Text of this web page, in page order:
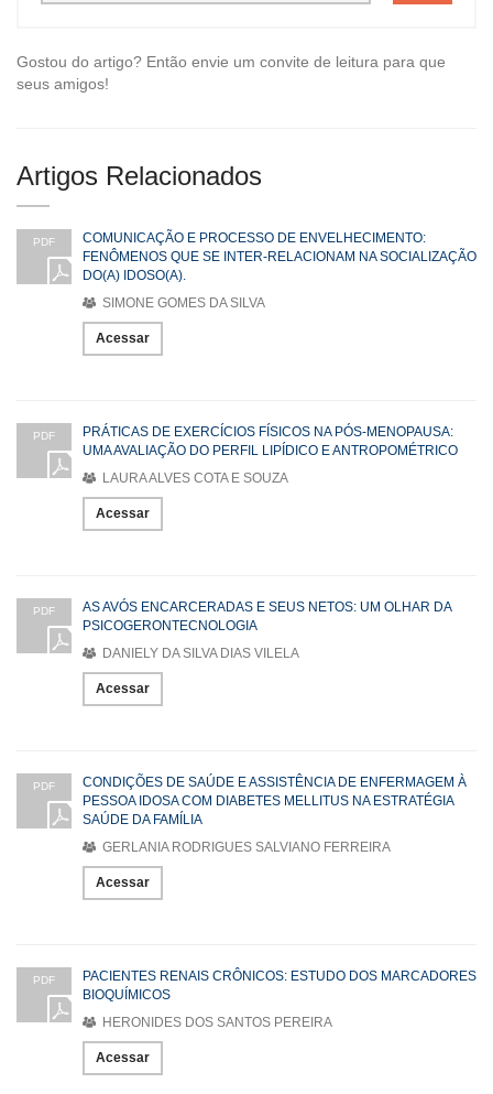
Gostou do artigo? Então envie um convite de leitura para que
seus amigos!
Artigos Relacionados
PDF
COMUNICAÇÃO E PROCESSO DE ENVELHECIMENTO:
FENÔMENOS QUE SE INTER-RELACIONAM NA SOCIALIZAÇÃO
DO(A) IDOSO(A).
SIMONE GOMES DA SILVA
Acessar
PDF
PRÁTICAS DE EXERCÍCIOS FÍSICOS NA PÓS-MENOPAUSA:
UMA AVALIAÇÃO DO PERFIL LIPÍDICO E ANTROPOMÉTRICO
LAURA ALVES COTA E SOUZA
Acessar
PDF
AS AVÓS ENCARCERADAS E SEUS NETOS: UM OLHAR DA
PSICOGERONTECNOLOGIA
DANIELY DA SILVA DIAS VILELA
Acessar
PDF
CONDIÇÕES DE SAÚDE E ASSISTÊNCIA DE ENFERMAGEM À
PESSOA IDOSA COM DIABETES MELLITUS NA ESTRATÉGIA
SAÚDE DA FAMÍLIA
GERLANIA RODRIGUES SALVIANO FERREIRA
Acessar
PDF
PACIENTES RENAIS CRÔNICOS: ESTUDO DOS MARCADORES
BIOQUÍMICOS
HERONIDES DOS SANTOS PEREIRA
Acessar